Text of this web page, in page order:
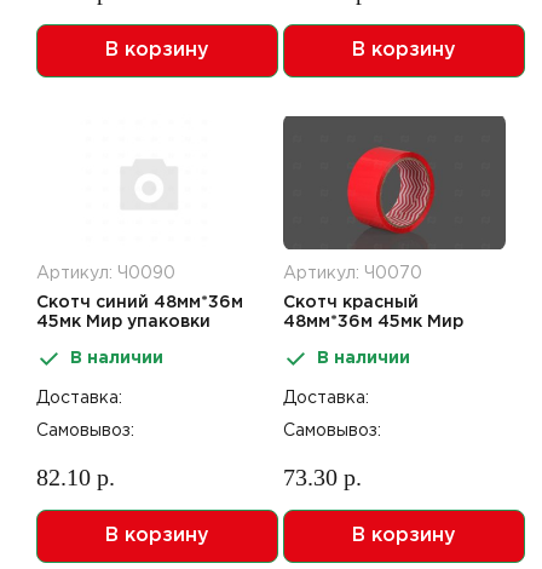
В корзину В корзину
Артикул: Ч0090
Скотч синий 48мм*36м
45мк Мир упаковки
В наличии
Доставка:
Самовывоз:
82.10 р.
В корзину
Артикул: Ч0070
Скотч красный
48мм*36м 45мк Мир
В наличии
Доставка:
Самовывоз:
73.30 р.
В корзину